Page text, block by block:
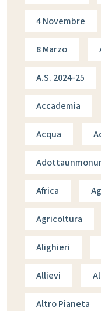
4 Novembre
8 Marzo
A.s. 2024-25
Accademia
Acqua
Africa
Agricoltura
Alighieri
Allievi
Altro Pianeta